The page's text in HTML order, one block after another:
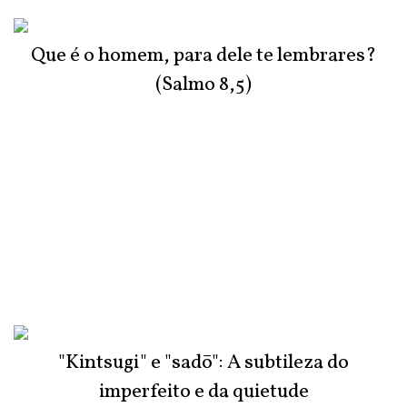
Que é o homem, para dele te lembrares?
(Salmo 8,5)
"Kintsugi" e "sadō": A subtileza do
imperfeito e da quietude